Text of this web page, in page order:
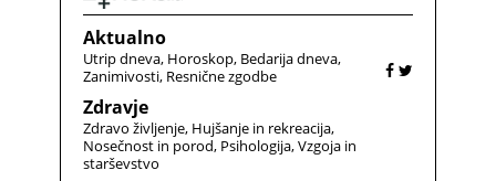
Aktualno
Utrip dneva Horoskop Bedarija dneva
Zanimivosti Resnične zgodbe
Zdravje
Zdravo življenje Hujšanje in rekreacija
Nosečnost in porod Psihologija Vzgoja in
starševstvo